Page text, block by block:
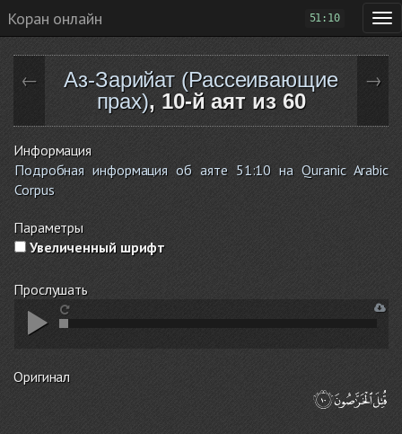
Коран онлайн 51:10
←
Аз-Зарийат (Рассеивающие
прах), 10-й аят из 60
→
Информация
Подробная информация об аяте 51:10 на Quranic Arabic
Corpus
Параметры
Увеличенный шрифт
Прослушать
Оригинал